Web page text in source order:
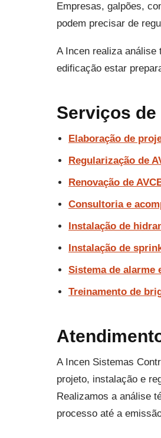
Empresas, galpões,
podem precisar de
A Incen realiza
edificação estar
Serviços
Elaboração de
Regularização de
Renovação de
Consultoria e
Instalação de
Instalação de
Sistema de alarme
Treinamento de
A Incen Sistemas
projeto, instalação e
Realizamos a análise
processo até a